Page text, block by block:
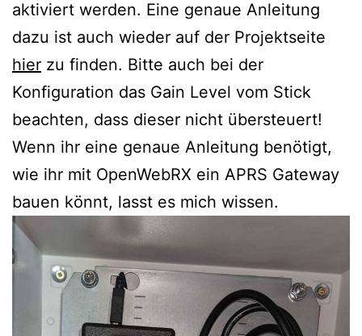
aktiviert werden. Eine genaue Anleitung
dazu ist auch wieder auf der Projektseite
hier zu finden. Bitte auch bei der
Konfiguration das Gain Level vom Stick
beachten, dass dieser nicht übersteuert!
Wenn ihr eine genaue Anleitung benötigt,
wie ihr mit OpenWebRX ein APRS Gateway
bauen könnt, lasst es mich wissen.